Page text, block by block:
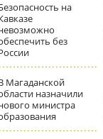
на
без
Магаданской
назначили
министра